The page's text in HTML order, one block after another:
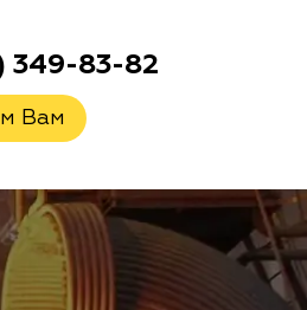
349-83-82
Вам